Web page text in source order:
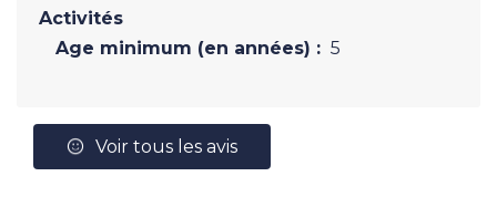
Activités
Age minimum (en années) : 5
Voir tous les avis